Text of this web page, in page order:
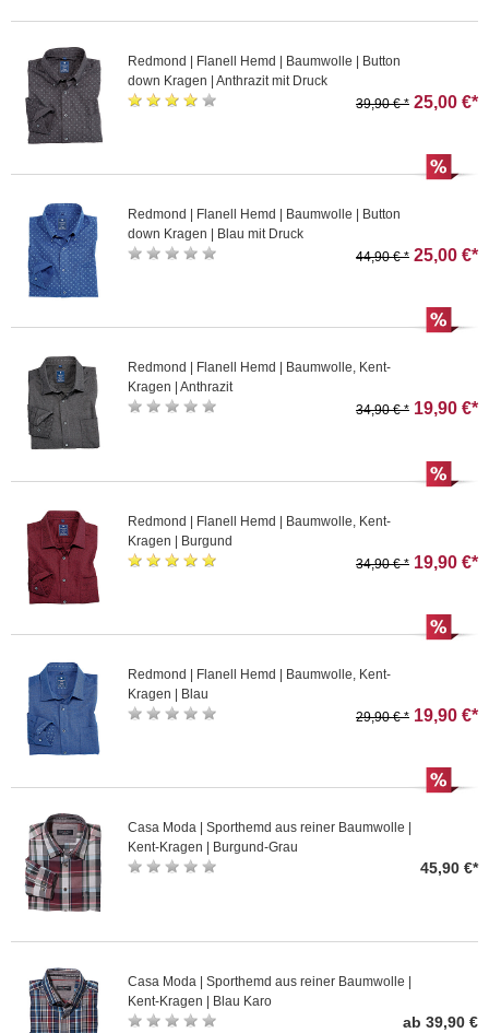
Redmond | Flanell Hemd | Baumwolle | Button
down Kragen | Anthrazit mit Druck
39,90 € * 25,00 €*
Redmond | Flanell Hemd | Baumwolle | Button
down Kragen | Blau mit Druck
44,90 € * 25,00 €*
Redmond | Flanell Hemd | Baumwolle, Kent-
Kragen | Anthrazit
34,90 € * 19,90 €*
Redmond | Flanell Hemd | Baumwolle, Kent-
Kragen | Burgund
34,90 € * 19,90 €*
Redmond | Flanell Hemd | Baumwolle, Kent-
Kragen | Blau
29,90 € * 19,90 €*
Casa Moda | Sporthemd aus reiner Baumwolle |
Kent-Kragen | Burgund-Grau
45,90 €*
Casa Moda | Sporthemd aus reiner Baumwolle |
Kent-Kragen | Blau Karo
ab 39,90 €